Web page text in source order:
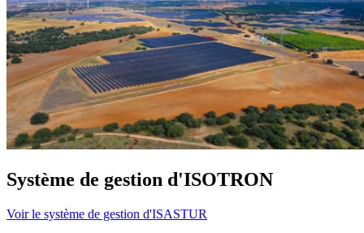
Système de gestion d'ISOTRON
Voir le système de gestion d'ISASTUR